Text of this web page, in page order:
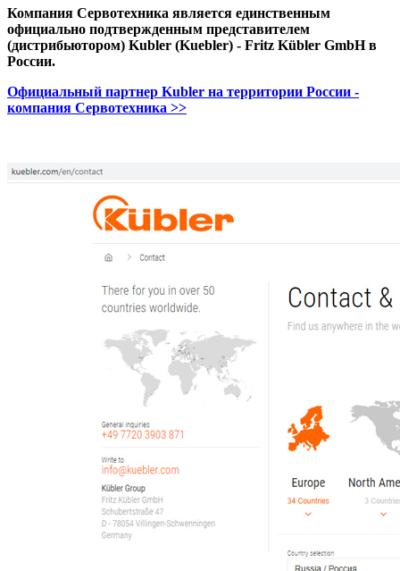
Компания Сервотехника является единственным
официально подтвержденным представителем
(дистрибьютором) Kubler (Kuebler) - Fritz Kübler GmbH в
России.
Официальный партнер Kubler на территории России -
компания Сервотехника >>